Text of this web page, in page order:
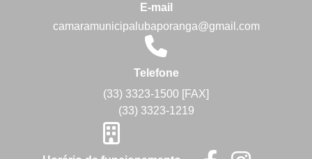
E-mail
camaramunicipalubaporanga@gmail.com
Telefone
(33) 3323-1500 [FAX]
(33) 3323-1219